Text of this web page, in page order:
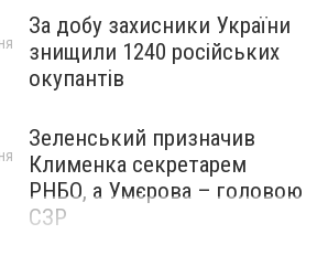
За добу захисники України
знищили 1240 російських
окупантів
Зеленський призначив
Клименка секретарем
РНБО, а Умєрова – головою
СЗР